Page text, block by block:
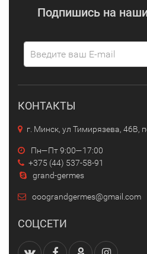
Подпишись на
КОНТАКТЫ
г. Минск, ул Тимирязева, 46В,
Пн—Пт 9:00—17:00
+375 (44) 537-58-91
grand-germes
ooograndgermes@gmail.com
СОЦСЕТИ